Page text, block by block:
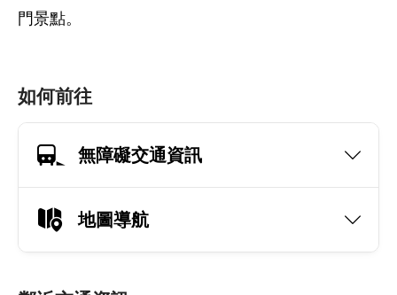
門景點。
如何前往
無障礙交通資訊
地圖導航